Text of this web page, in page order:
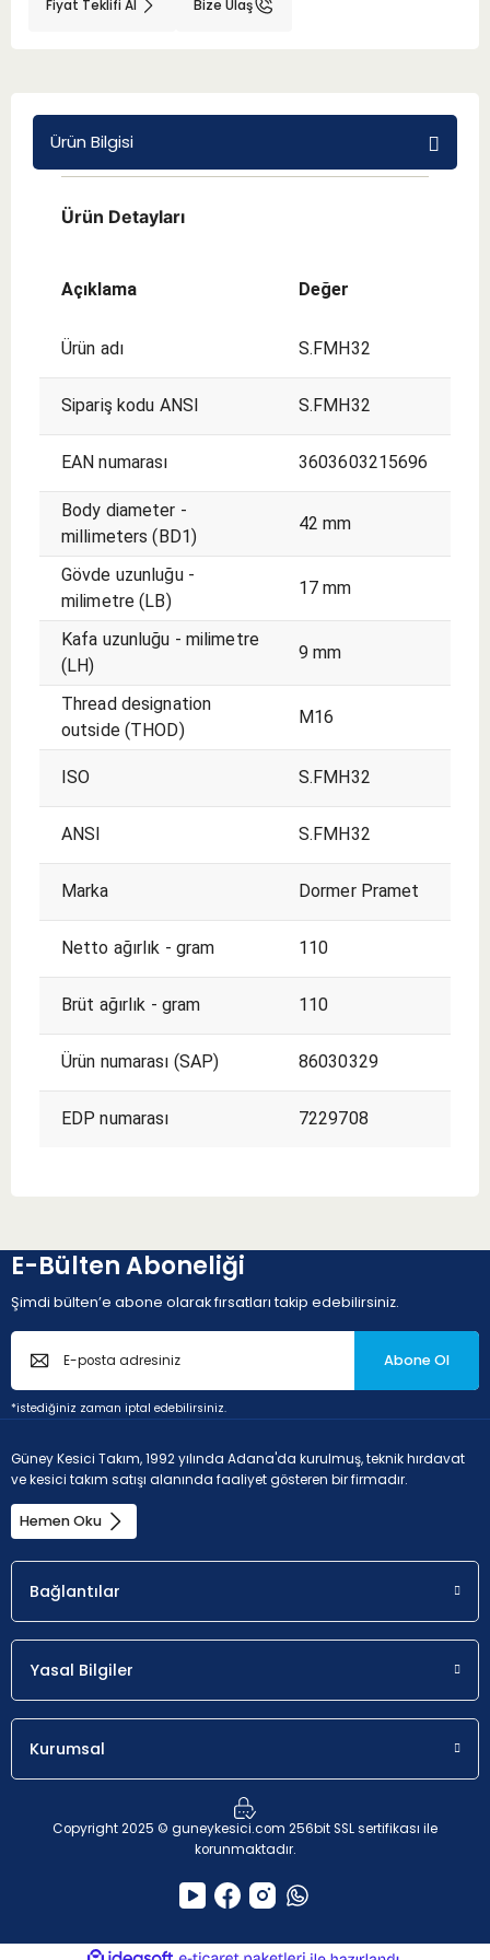
Adaptörler
Aksesuarlar
Fiyat Teklifi Al Bize Ulaş
Ürün Bilgisi
Ürün Detayları
Açıklama Değer
Ürün adı S.FMH32
Sipariş kodu ANSI S.FMH32
EAN numarası 3603603215696
Body diameter -
millimeters (BD1)
42 mm
Gövde uzunluğu -
milimetre (LB)
17 mm
Kafa uzunluğu - milimetre
(LH)
9 mm
Thread designation
outside (THOD)
M16
ISO S.FMH32
ANSI S.FMH32
Marka Dormer Pramet
Netto ağırlık - gram 110
Brüt ağırlık - gram 110
Ürün numarası (SAP) 86030329
EDP numarası 7229708
E-Bülten Aboneliği
Şimdi bülten’e abone olarak fırsatları takip edebilirsiniz.
Abone Ol
*istediğiniz zaman iptal edebilirsiniz.
Güney Kesici Takım, 1992 yılında Adana'da kurulmuş, teknik hırdavat
ve kesici takım satışı alanında faaliyet gösteren bir firmadır.
Hemen Oku
Bağlantılar
Yasal Bilgiler
Kurumsal
Copyright 2025 © guneykesici.com 256bit SSL sertifikası ile
korunmaktadır.
ideasoft